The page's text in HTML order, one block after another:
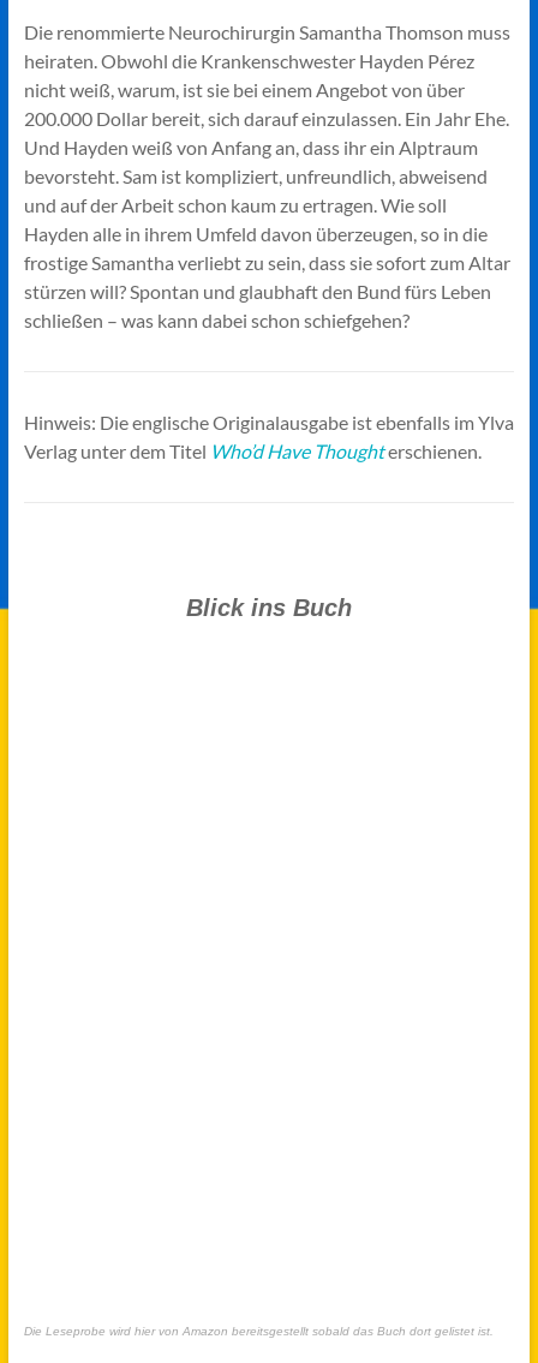
Die renommierte Neurochirurgin Samantha Thomson muss
heiraten. Obwohl die Krankenschwester Hayden Pérez
nicht weiß, warum, ist sie bei einem Angebot von über
200.000 Dollar bereit, sich darauf einzulassen. Ein Jahr Ehe.
Und Hayden weiß von Anfang an, dass ihr ein Alptraum
bevorsteht. Sam ist kompliziert, unfreundlich, abweisend
und auf der Arbeit schon kaum zu ertragen. Wie soll
Hayden alle in ihrem Umfeld davon überzeugen, so in die
frostige Samantha verliebt zu sein, dass sie sofort zum Altar
stürzen will? Spontan und glaubhaft den Bund fürs Leben
schließen – was kann dabei schon schiefgehen?
Hinweis: Die englische Originalausgabe ist ebenfalls im Ylva
Verlag unter dem Titel Who’d Have Thoughterschienen.
Blick ins Buch
Die Leseprobe wird hier von Amazon bereitsgestellt sobald das Buch dort gelistet ist.